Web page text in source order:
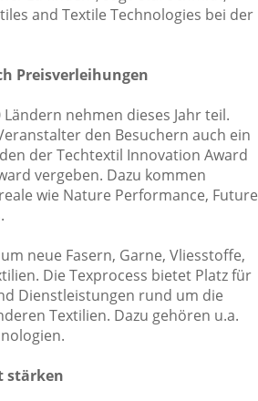
n
n
and Textile Technologies bei der
Preisverleihungen
nehmen dieses Jahr teil.
den Besuchern auch ein
der Techtextil Innovation Award
vergeben. Dazu kommen
wie Nature Performance, Future
neue Fasern, Garne, Vliesstoffe,
Die Texprocess bietet Platz für
Dienstleistungen rund um die
Textilien. Dazu gehören u.a.
stärken